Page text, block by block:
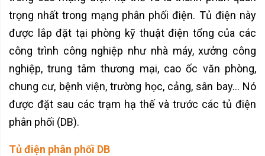
trọng nhất trong mạng phân phối điện. Tủ điện này
được lắp đặt tại phòng kỹ thuật điện tổng của các
công trình công nghiệp như nhà máy, xưởng công
nghiệp, trung tâm thương mại, cao ốc văn phòng,
chung cư, bệnh viện, trường học, cảng, sân bay… Nó
được đặt sau các trạm hạ thế và trước các tủ điện
phân phối (DB).
Tủ điện phân phối DB